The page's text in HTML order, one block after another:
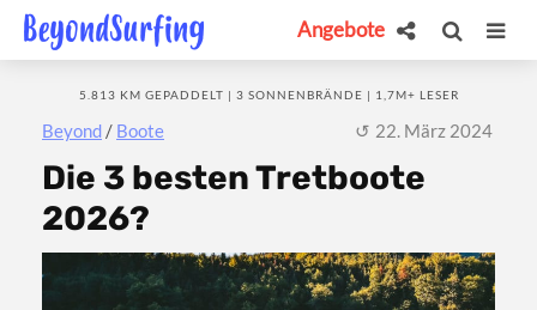
Angebote
Beyond / Boote
5.813 KM GEPADDELT | 3 SONNENBRÄNDE | 1,7M+ LESER
22. März 2024
Die 3 besten Tretboote
2026?